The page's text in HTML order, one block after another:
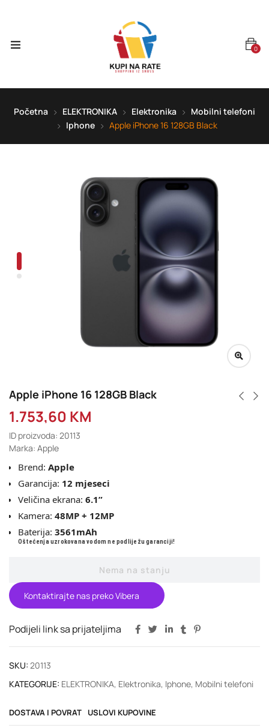
0
Početna ELEKTRONIKA Elektronika
Mobilni telefoni
Iphone
Apple iPhone 16 128GB Black
Apple iPhone 16 128GB Black
1.753,60 KM
ID proizvoda: 20113
Marka: Apple
Brend: Apple
Garancija: 12 mjeseci
Veličina ekrana: 6.1”
Kamera: 48MP + 12MP
Baterija: 3561mAh
Oštećenja uzrokovana vodom ne podliježu garanciji!
Nema na stanju
Kontaktirajte nas preko Vibera
Podijeli link sa prijateljima
SKU: 20113
KATEGORIJE: ELEKTRONIKA, Elektronika, Iphone, Mobilni telefoni
DOSTAVA I POVRAT USLOVI KUPOVINE